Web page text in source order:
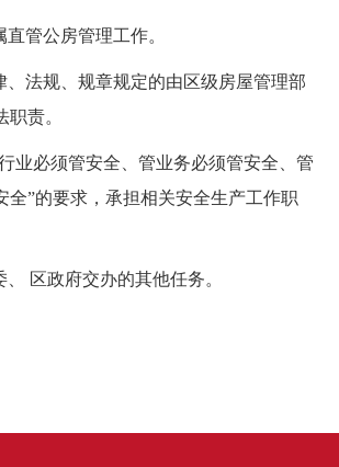
管公房管理工作。
、法规、规章规定的由区级房屋管理部
责。
业必须管安全、管业务必须管安全、管
全”的要求，承担相关安全生产工作职
、 区政府交办的其他任务。